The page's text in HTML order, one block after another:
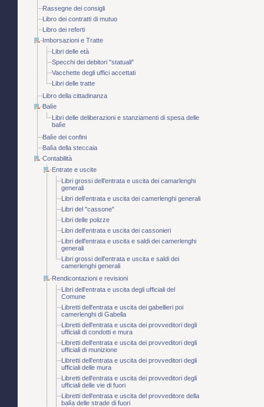
Rassegne dei consigli
Libro dei contratti di mutuo
Libro dei referti
Imborsazioni e Tratte
Libri delle età
Specchi dei debitori "statuali"
Vacchette degli uffici accettati
Libri delle tratte
Libro della cittadinanza
Balìe
Libri delle deliberazioni e stanziamenti di spesa delle
balìe
Balìe dei confini
Balìa della steccaia
Contabilità
Entrate e uscite
Libri grossi dell'entrata e uscita dei camarlenghi
generali
Libri dell'entrata e uscita dei camerlenghi generali
Libri del "cassone"
Libri delle polizze
Libri dell'entrata e uscita dei cassonieri
Libri dell'entrata e uscita e saldi dei camerlenghi
generali
Libri grossi dell'entrata e uscita e saldi dei
camerlenghi generali
Rendicontazioni e revisioni
Libri dell'entrata e uscita degli ufficiali del
Comune
Libretti dell'entrata e uscita dei gabellieri poi
camerlenghi di Gabella
Libretti dell'entrata e uscita dei provveditori degli
ufficiali di condotti e mura
Libretti dell'entrata e uscita dei provveditori degli
ufficiali di munizione
Libretti dell'entrata e uscita dei provveditori degli
ufficiali delle mura
Libretti dell'entrata e uscita dei provveditori degli
ufficiali delle vie di fuori
Libretti dell'entrata e uscita del provveditore della
balìa delle strade di fuori